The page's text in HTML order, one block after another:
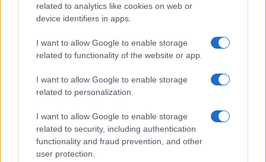
related to analytics like cookies on web or
device identifiers in apps.
I want to allow Google to enable storage
related to functionality of the website or app.
I want to allow Google to enable storage
related to personalization.
I want to allow Google to enable storage
related to security, including authentication
functionality and fraud prevention, and other
user protection.